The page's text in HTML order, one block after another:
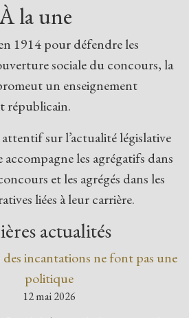
la une
1914 pour défendre les
sociale du concours, la
un enseignement
républicain.
sur l’actualité législative
les agrégatifs dans
et les agrégés dans les
liées à leur carrière.
actualités
incantations ne font pas une
politique
12 mai 2026